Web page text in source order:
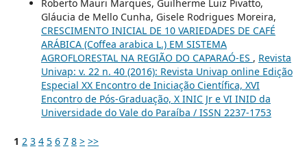
Roberto Mauri Marques, Guilherme Luiz Pivatto,
Gláucia de Mello Cunha, Gisele Rodrigues Moreira,
CRESCIMENTO INICIAL DE 10 VARIEDADES DE CAFÉ
ARÁBICA (Coffea arabica L.) EM SISTEMA
AGROFLORESTAL NA REGIÃO DO CAPARAÓ-ES , Revista
Univap: v. 22 n. 40 (2016): Revista Univap online Edição
Especial XX Encontro de Iniciação Científica, XVI
Encontro de Pós-Graduação, X INIC Jr e VI INID da
Universidade do Vale do Paraíba / ISSN 2237-1753
1 2 3 4 5 6 7 8 > >>